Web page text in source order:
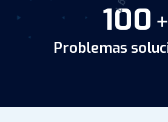
100 +
Problemas